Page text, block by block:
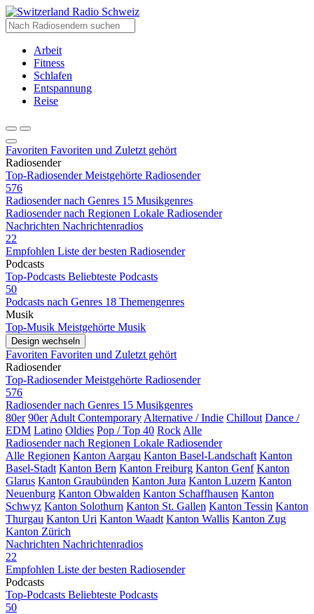
Radio Schweiz
Arbeit
Fitness
Schlafen
Entspannung
Reise
Favoriten Favoriten und Zuletzt gehört
Radiosender
Top-Radiosender Meistgehörte Radiosender
576
Radiosender nach Genres 15 Musikgenres
Radiosender nach Regionen Lokale Radiosender
Nachrichten Nachrichtenradios
22
Empfohlen Liste der besten Radiosender
Podcasts
Top-Podcasts Beliebteste Podcasts
50
Podcasts nach Genres 18 Themengenres
Musik
Top-Musik Meistgehörte Musik
Design wechseln
Favoriten Favoriten und Zuletzt gehört
Radiosender
Top-Radiosender Meistgehörte Radiosender
576
Radiosender nach Genres 15 Musikgenres
80er 90er Adult Contemporary Alternative / Indie Chillout Dance /
EDM Latino Oldies Pop / Top 40 Rock Alle
Radiosender nach Regionen Lokale Radiosender
Alle Regionen Kanton Aargau Kanton Basel-Landschaft Kanton
Basel-Stadt Kanton Bern Kanton Freiburg Kanton Genf Kanton
Glarus Kanton Graubünden Kanton Jura Kanton Luzern Kanton
Neuenburg Kanton Obwalden Kanton Schaffhausen Kanton
Schwyz Kanton Solothurn Kanton St. Gallen Kanton Tessin Kanton
Thurgau Kanton Uri Kanton Waadt Kanton Wallis Kanton Zug
Kanton Zürich
Nachrichten Nachrichtenradios
22
Empfohlen Liste der besten Radiosender
Podcasts
Top-Podcasts Beliebteste Podcasts
50